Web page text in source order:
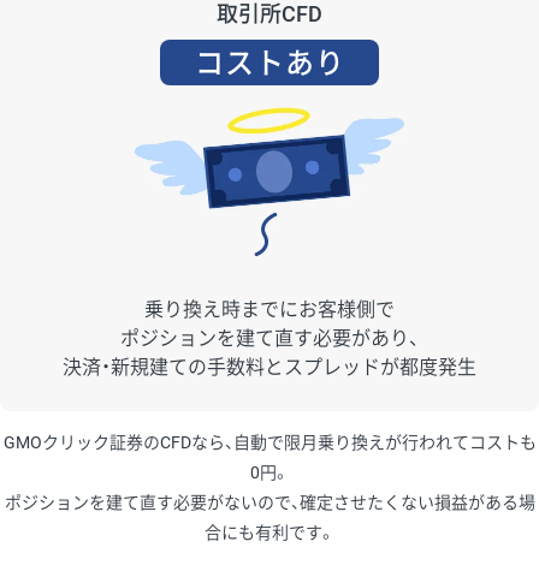
取引所CFD
コストあり
乗り換え時までにお客様側で
ポジションを建て直す必要があり、
決済・新規建ての手数料とスプレッドが都度発生
GMOクリック証券のCFDなら、自動で限月乗り換えが行われてコストも
0円。
ポジションを建て直す必要がないので、確定させたくない損益がある場
合にも有利です。